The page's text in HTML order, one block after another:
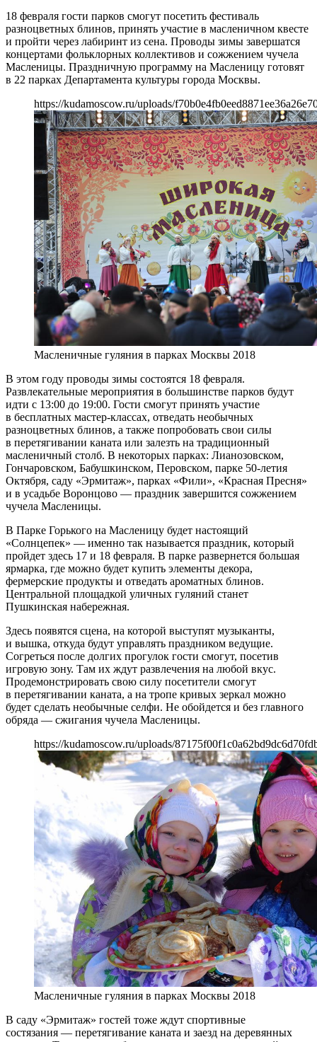
18 февраля гости парков смогут посетить фестиваль
разноцветных блинов, принять участие в масленичном квесте
и пройти через лабиринт из сена. Проводы зимы завершатся
концертами фольклорных коллективов и сожжением чучела
Масленицы. Праздничную программу на Масленицу готовят
в 22 парках Департамента культуры города Москвы.
https://kudamoscow.ru/uploads/
Масленичные гуляния в парках Москвы 2018
В этом году проводы зимы состоятся 18 февраля.
Развлекательные мероприятия в большинстве парков будут
идти с 13:00 до 19:00. Гости смогут принять участие
в бесплатных мастер-классах, отведать необычных
разноцветных блинов, а также попробовать свои силы
в перетягивании каната или залезть на традиционный
масленичный столб. В некоторых парках: Лианозовском,
Гончаровском, Бабушкинском, Перовском, парке 50-летия
Октября, саду «Эрмитаж», парках «Фили», «Красная Пресня»
и в усадьбе Воронцово — праздник завершится сожжением
чучела Масленицы.
В Парке Горького на Масленицу будет настоящий
«Солнцепек» — именно так называется праздник, который
пройдет здесь 17 и 18 февраля. В парке развернется большая
ярмарка, где можно будет купить элементы декора,
фермерские продукты и отведать ароматных блинов.
Центральной площадкой уличных гуляний станет
Пушкинская набережная.
Здесь появятся сцена, на которой выступят музыканты,
и вышка, откуда будут управлять праздником ведущие.
Согреться после долгих прогулок гости смогут, посетив
игровую зону. Там их ждут развлечения на любой вкус.
Продемонстрировать свою силу посетители смогут
в перетягивании каната, а на тропе кривых зеркал можно
будет сделать необычные селфи. Не обойдется и без главного
обряда — сжигания чучела Масленицы.
https://kudamoscow.ru/uploads/
Масленичные гуляния в парках Москвы 2018
В саду «Эрмитаж» гостей тоже ждут спортивные
состязания — перетягивание каната и заезд на деревянных